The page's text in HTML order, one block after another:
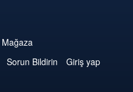
Mağaza
Sorun Bildirin
Giriş yap